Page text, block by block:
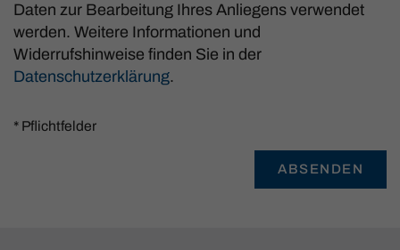
Daten zur Bearbeitung Ihres Anliegens verwendet
werden. Weitere Informationen und
Widerrufshinweise finden Sie in der
Datenschutzerklärung.
* Pflichtfelder
ABSENDEN